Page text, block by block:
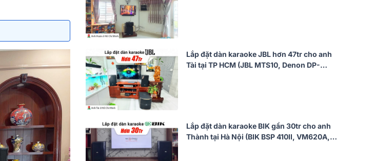
Lắp đặt dàn karaoke JBL hơn 47tr cho anh
Tài tại TP HCM (JBL MTS10, Denon DP-
Lắp đặt dàn karaoke BIK gần 30tr cho anh
Thành tại Hà Nội (BIK BSP 410II, VM620A,